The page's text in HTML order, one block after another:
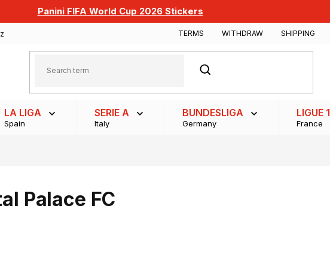
Panini FIFA World Cup 2026 Stickers
TERMS WITHDRAW SHIPPING
SEARCH
LA LIGA
Spain
SERIE A
Italy
BUNDESLIGA
Germany
LIGUE 1
France
Palace FC